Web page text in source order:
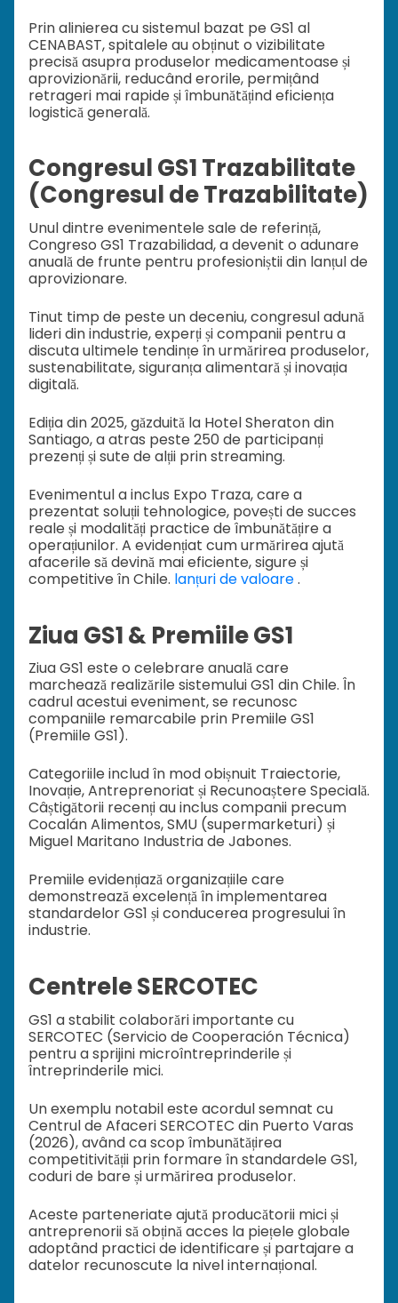
Prin alinierea cu sistemul bazat pe GS1 al
CENABAST, spitalele au obținut o vizibilitate
precisă asupra produselor medicamentoase și
aprovizionării, reducând erorile, permițând
retrageri mai rapide și îmbunătățind eficiența
logistică generală.
Congresul GS1 Trazabilitate
(Congresul de Trazabilitate)
Unul dintre evenimentele sale de referință,
Congreso GS1 Trazabilidad, a devenit o adunare
anuală de frunte pentru profesioniștii din lanțul de
aprovizionare.
Tinut timp de peste un deceniu, congresul adună
lideri din industrie, experți și companii pentru a
discuta ultimele tendințe în urmărirea produselor,
sustenabilitate, siguranța alimentară și inovația
digitală.
Ediția din 2025, găzduită la Hotel Sheraton din
Santiago, a atras peste 250 de participanți
prezenți și sute de alții prin streaming.
Evenimentul a inclus Expo Traza, care a
prezentat soluții tehnologice, povești de succes
reale și modalități practice de îmbunătățire a
operațiunilor. A evidențiat cum urmărirea ajută
afacerile să devină mai eficiente, sigure și
competitive în Chile. lanțuri de valoare.
Ziua GS1 & Premiile GS1
Ziua GS1 este o celebrare anuală care
marchează realizările sistemului GS1 din Chile. În
cadrul acestui eveniment, se recunosc
companiile remarcabile prin Premiile GS1
(Premiile GS1).
Categoriile includ în mod obișnuit Traiectorie,
Inovație, Antreprenoriat și Recunoaștere Specială.
Câștigătorii recenți au inclus companii precum
Cocalán Alimentos, SMU (supermarketuri) și
Miguel Maritano Industria de Jabones.
Premiile evidențiază organizațiile care
demonstrează excelență în implementarea
standardelor GS1 și conducerea progresului în
industrie.
Centrele SERCOTEC
GS1 a stabilit colaborări importante cu
SERCOTEC (Servicio de Cooperación Técnica)
pentru a sprijini microîntreprinderile și
întreprinderile mici.
Un exemplu notabil este acordul semnat cu
Centrul de Afaceri SERCOTEC din Puerto Varas
(2026), având ca scop îmbunătățirea
competitivității prin formare în standardele GS1,
coduri de bare și urmărirea produselor.
Aceste parteneriate ajută producătorii mici și
antreprenorii să obțină acces la piețele globale
adoptând practici de identificare și partajare a
datelor recunoscute la nivel internațional.